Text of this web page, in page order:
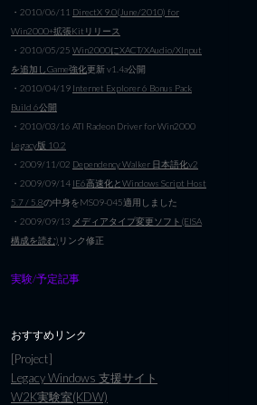
・2010/06/11 DirectX 9.0(June/2010) for
Win2000+拡張Kitリリース
・2010/05/25 Win2000にXACT/XAudio/XInput
を追加しGame強化更新 v1.4a公開
・2010/04/19 Internet Explorer 6 Bonus Pack
Build 6公開
・2010/03/16 ATI Radeon Driver for Win2000
Legacy版 10.2
・2009/11/02 Dependency Walker 日本語化v2
・2009/09/14 IE6高速化とWindows Script Host
5.7 / 5.8の中身をMS09-045適用しました
・2009/09/13 メディアタイプ変更ソフト(EISA
構成を読む) リンク修正
実験/予定記事
おすすめリンク
[Project]
Legacy Windows 支援サイト
W2K実験室(KDW)